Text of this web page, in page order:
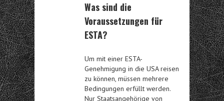
Was sind die
Voraussetzungen für
ESTA?
Um mit einer ESTA-
Genehmigung in die USA reisen
zu können, müssen mehrere
Bedingungen erfüllt werden.
Nur Staatsangehörige von